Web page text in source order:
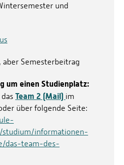
und
aber Semesterbeitrag
um einen Studienplatz:
Team 2 (Mail) im
über folgende Seite:
informationen-
das-team-des-